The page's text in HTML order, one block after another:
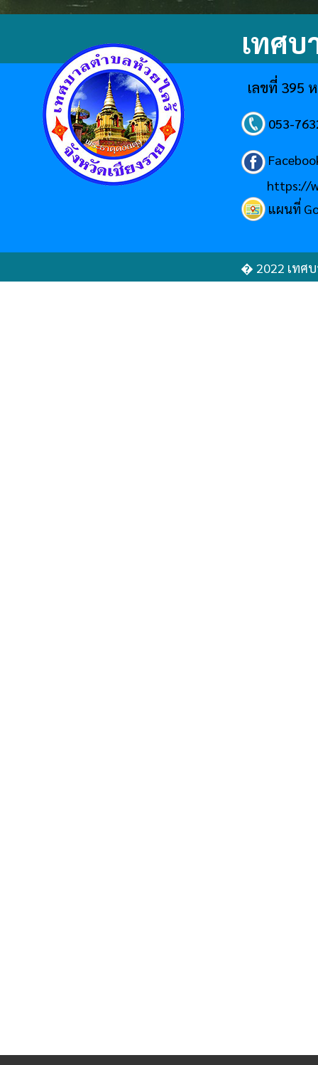
เทศบ
เลขที่ 395
053-
https://
แผนที่
� 2022 เทศบ